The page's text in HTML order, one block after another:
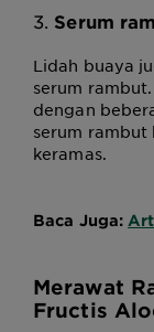
3. Serum
Lidah buaya
serum
dengan
serum rambut
keramas.
Baca Juga:
Merawat
Fructis